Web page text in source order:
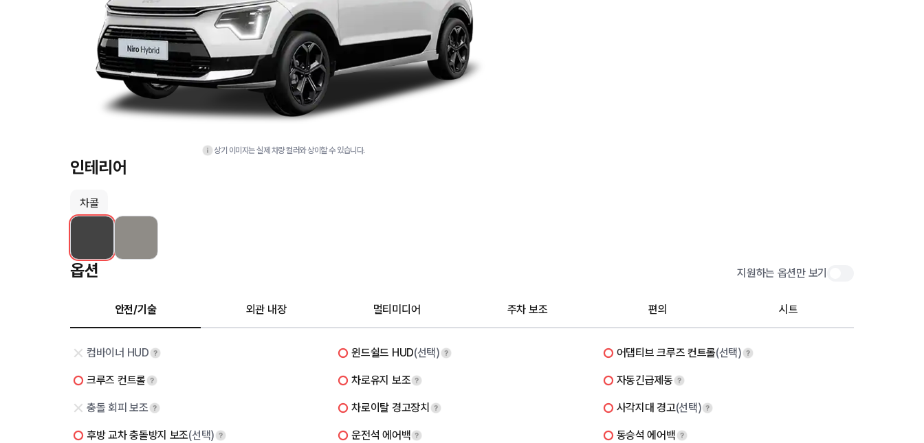
상기 이미지는 실제 차량 컬러와 상이할 수 있습니다.
인테리어
차콜
옵션 지원하는 옵션만 보기
안전/기술 외관 내장 멀티미디어 주차 보조 편의 시트
컴바이너 HUD 윈드쉴드 HUD(선택) 어댑티브 크루즈 컨트롤(선택)
크루즈 컨트롤 차로유지 보조 자동긴급제동
충돌 회피 보조 차로이탈 경고장치 사각지대 경고(선택)
후방 교차 충돌방지 보조(선택) 운전석 에어백 동승석 에어백